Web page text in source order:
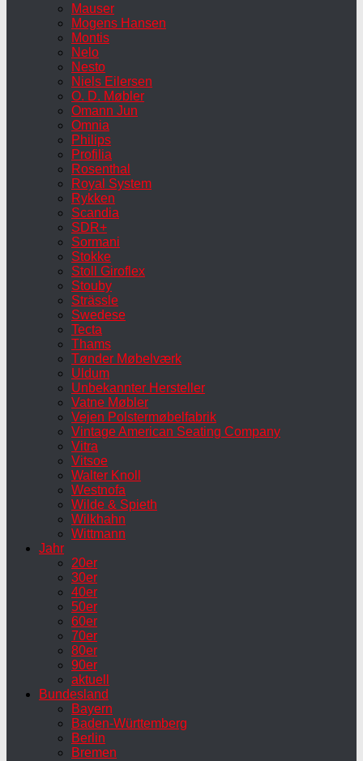
Mauser
Mogens Hansen
Montis
Nelo
Nesto
Niels Eilersen
O. D. Møbler
Omann Jun
Omnia
Philips
Profilia
Rosenthal
Royal System
Rykken
Scandia
SDR+
Sormani
Stokke
Stoll Giroflex
Stouby
Strässle
Swedese
Tecta
Thams
Tønder Møbelværk
Uldum
Unbekannter Hersteller
Vatne Møbler
Vejen Polstermøbelfabrik
Vintage American Seating Company
Vitra
Vitsoe
Walter Knoll
Westnofa
Wilde & Spieth
Wilkhahn
Wittmann
Jahr
20er
30er
40er
50er
60er
70er
80er
90er
aktuell
Bundesland
Bayern
Baden-Württemberg
Berlin
Bremen